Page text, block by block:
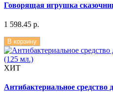
Говорящая игрушка
1 598.45 р.
В корзину
ХИТ
Антибактериальное средство